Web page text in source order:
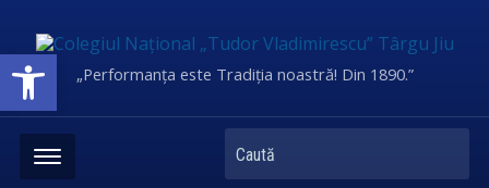
Deschide bara de unelte„Performanța este Tradiția noastră! Din 1890.”
Caută